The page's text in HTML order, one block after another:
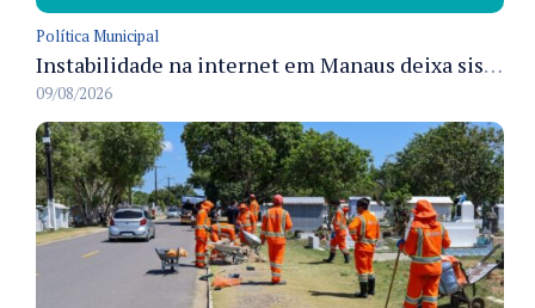
Política Municipal
Instabilidade na internet em Manaus deixa sistemas de atendimento municipal temporariamente indisponíveis
09/08/2026